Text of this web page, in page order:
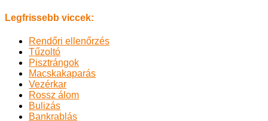
Legfrissebb viccek:
Rendőri ellenőrzés
Tűzoltó
Pisztrángok
Macskakaparás
Vezérkar
Rossz álom
Bulizás
Bankrablás